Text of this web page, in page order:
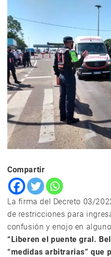
Compartir
La firma del Decreto 03/
de restricciones para
confusión y enojo en
“Liberen el puente gral.
“medidas arbitrarias” que